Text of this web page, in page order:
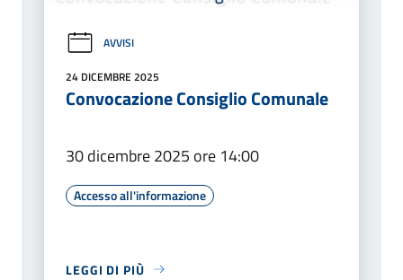
AVVISI
24 DICEMBRE 2025
Convocazione Consiglio Comunale
30 dicembre 2025 ore 14:00
Accesso all'informazione
LEGGI DI PIÙ